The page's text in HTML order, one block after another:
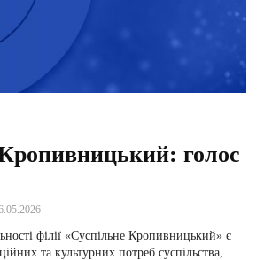
голос
філії «Суспільне Кропивницький» є
та культурних потреб суспільства,